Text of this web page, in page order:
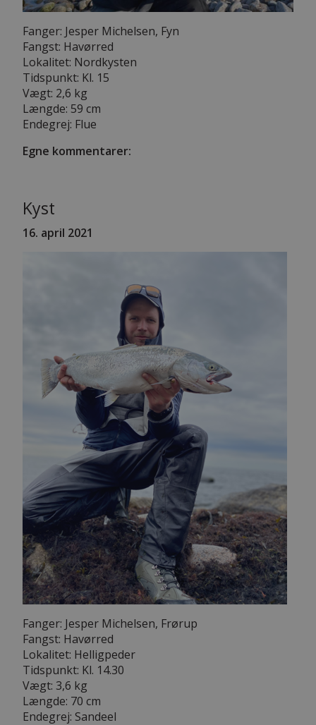
Fanger: Jesper Michelsen, Fyn
Fangst: Havørred
Lokalitet: Nordkysten
Tidspunkt: Kl. 15
Vægt: 2,6 kg
Længde: 59 cm
Endegrej: Flue
Egne kommentarer:
Kyst
16. april 2021
Fanger: Jesper Michelsen, Frørup
Fangst: Havørred
Lokalitet: Helligpeder
Tidspunkt: Kl. 14.30
Vægt: 3,6 kg
Længde: 70 cm
Endegrej: Sandeel